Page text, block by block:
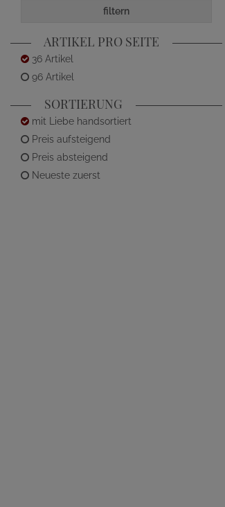
filtern
ARTIKEL PRO SEITE
36 Artikel
96 Artikel
SORTIERUNG
mit Liebe handsortiert
Preis aufsteigend
Preis absteigend
Neueste zuerst